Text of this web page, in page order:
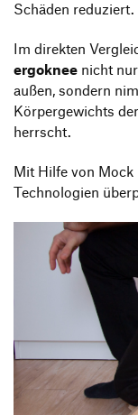
Schäden reduziert.
Im direkten
ergoknee nicht
außen, sondern
Körpergewichts
herrscht.
Mit Hilfe von Mock
Technologien